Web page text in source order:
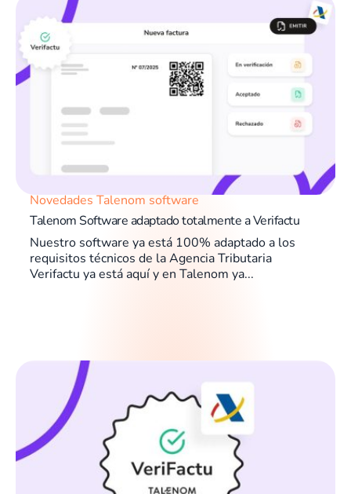
Novedades Talenom software
Talenom Software adaptado totalmente a Verifactu
Nuestro software ya está 100% adaptado a los
requisitos técnicos de la Agencia Tributaria
Verifactu ya está aquí y en Talenom ya...